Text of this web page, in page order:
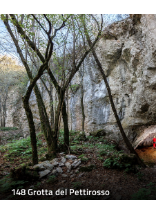
148 Grotta del Pettirosso